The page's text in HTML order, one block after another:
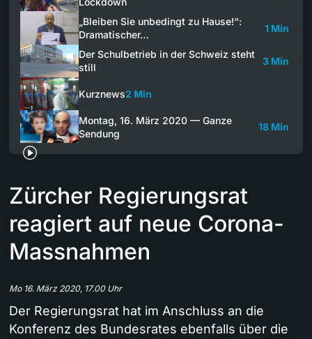
„Bleiben Sie unbedingt zu Hause!“:
Dramatischer…
1 Min
Der Schulbetrieb in der Schweiz steht
still
3 Min
Kurznews2 Min
Montag, 16. März 2020 — Ganze
Sendung
18 Min
Zürcher Regierungsrat
reagiert auf neue Corona-
Massnahmen
Mo 16. März 2020, 17.00 Uhr
Der Regierungsrat hat im Anschluss an die
Konferenz des Bundesrates ebenfalls über die